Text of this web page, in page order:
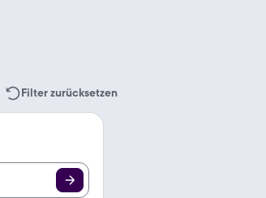
Filter zurücksetzen